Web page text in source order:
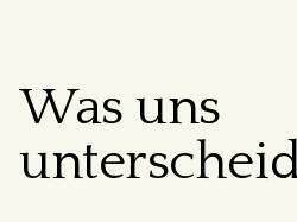
Was uns